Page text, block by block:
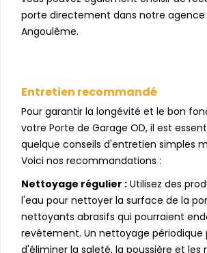
porte directement dans notre agence
Angoulême.
Entretien recommandé
Pour garantir la longévité et le bon
votre Porte de Garage OD, il est
quelque conseils d'entretien simples
Voici nos recommandations :
Nettoyage régulier : Utilisez des
l'eau pour nettoyer la surface de la
nettoyants abrasifs qui pourraient
revêtement. Un nettoyage périodique
d'éliminer la saleté, la poussière et les